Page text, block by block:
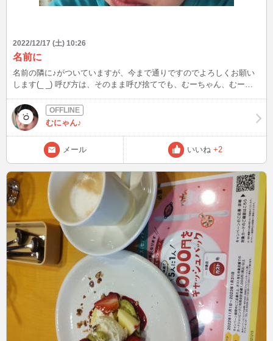
2022/12/17 (土) 10:26
名前に
名前の隣に♪がついていますが、今まで通りですのでよろしくお願い
します(_ _) 呼び方は、そのまま呼び捨てでも、むーちゃん、むー、
てパートもしていますのでログインは不規則にはなりますが見かけま
したらお話して下さると嬉しいです。つい2日前の事になるのです
が、私に対してブス、デブ、調子に乗るなよとメールで誹謗中傷があ
りました。若い子減って最近質が落ちたとかサイトに関しても文句を
おっしゃているようで。正直、辞めようかなとも思いましたが、話す
事は大好きなので、このまま居座り続けますのでどうぞよろしくお願
いします😂😂笑） 女性会員の皆様、私と同じように辛い思いされた
方いるかもしれませんが、そんなのは無視して、めげずにお互いに頑
張っていきましょう🙂 偉そうに失礼しました💦💦
むにゃん♪
メール いいね +2